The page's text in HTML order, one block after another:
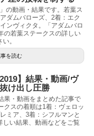
の動画・結果です。若葉ス
ダムバローズ、2着：エク
ンヴィクタ。「アダムバロ
の若葉ステークスの詳しい
。
を読む
】結果・動画/ヴ
け出し圧勝
果・動画をまとめた記事で
クスの着順は1着：ヴェロッ
ミア、3着：シフルマンと
しい結果、動画などをご覧